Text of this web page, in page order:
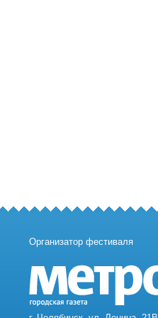
Организатор фестиваля